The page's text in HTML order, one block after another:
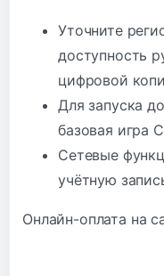
Уточните
доступность
цифровой
Для запуска
базовая игра
Сетевые
учётную
Онлайн-оплата на